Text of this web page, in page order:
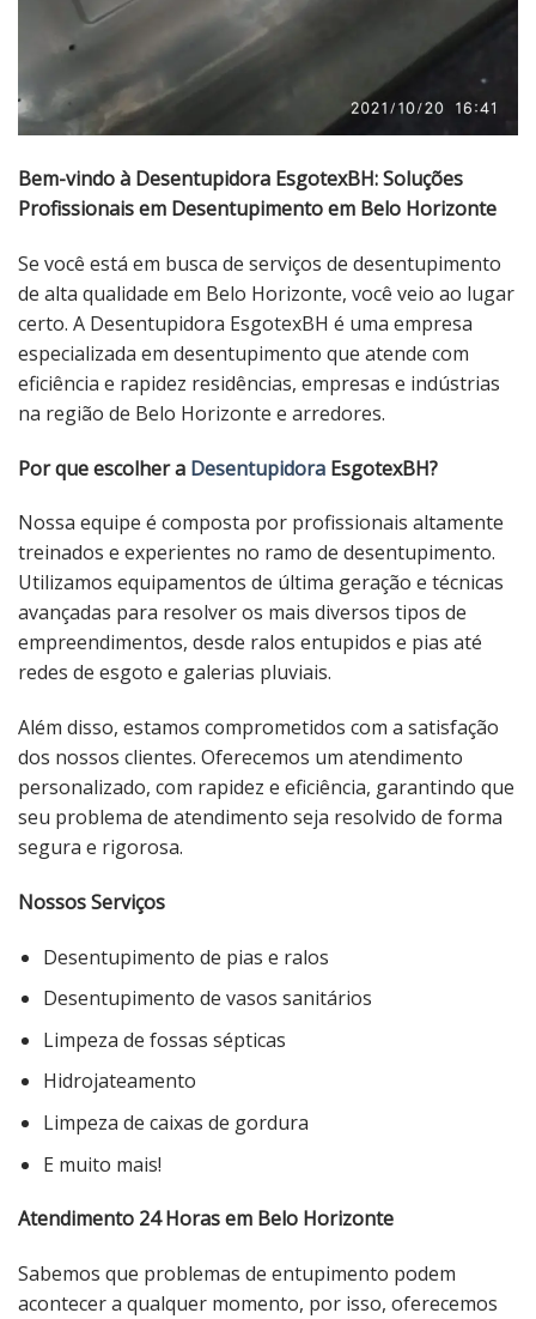
Bem-vindo à Desentupidora EsgotexBH: Soluções
Profissionais em Desentupimento em Belo Horizonte
Se você está em busca de serviços de desentupimento
de alta qualidade em Belo Horizonte, você veio ao lugar
certo. A Desentupidora EsgotexBH é uma empresa
especializada em desentupimento que atende com
eficiência e rapidez residências, empresas e indústrias
na região de Belo Horizonte e arredores.
Por que escolher a Desentupidora EsgotexBH?
Nossa equipe é composta por profissionais altamente
treinados e experientes no ramo de desentupimento.
Utilizamos equipamentos de última geração e técnicas
avançadas para resolver os mais diversos tipos de
empreendimentos, desde ralos entupidos e pias até
redes de esgoto e galerias pluviais.
Além disso, estamos comprometidos com a satisfação
dos nossos clientes. Oferecemos um atendimento
personalizado, com rapidez e eficiência, garantindo que
seu problema de atendimento seja resolvido de forma
segura e rigorosa.
Nossos Serviços
Desentupimento de pias e ralos
Desentupimento de vasos sanitários
Limpeza de fossas sépticas
Hidrojateamento
Limpeza de caixas de gordura
E muito mais!
Atendimento 24 Horas em Belo Horizonte
Sabemos que problemas de entupimento podem
acontecer a qualquer momento, por isso, oferecemos